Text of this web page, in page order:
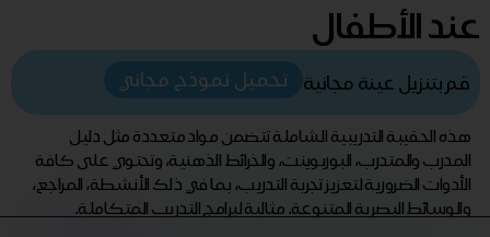
عند الأطفال
قم بتنزيل عينة مجانية تحميل نموذج مجاني
هذه الحقيبة التدريبية الشاملة تتضمن مواد متعددة مثل دليل
المدرب والمتدرب، البوربوينت، والخرائط الذهنية، وتحتوي على كافة
الأدوات الضرورية لتعزيز تجربة التدريب، بما في ذلك الأنشطة، المراجع،
والوسائط البصرية المتنوعة. مثالية لبرامج التدريب المتكاملة.